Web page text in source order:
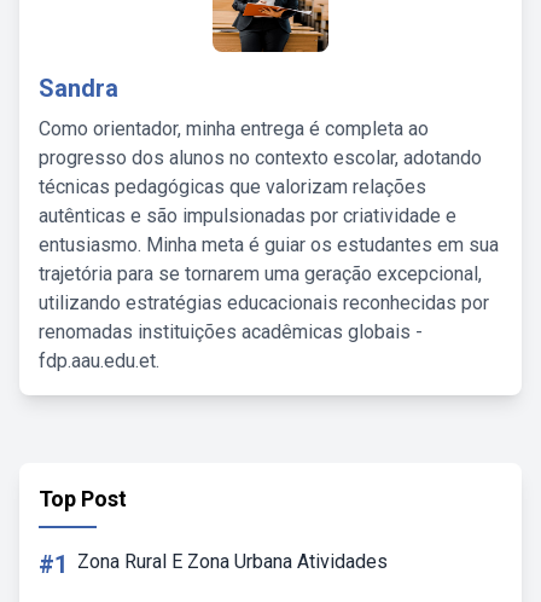
Sandra
Como orientador, minha entrega é completa ao
progresso dos alunos no contexto escolar, adotando
técnicas pedagógicas que valorizam relações
autênticas e são impulsionadas por criatividade e
entusiasmo. Minha meta é guiar os estudantes em sua
trajetória para se tornarem uma geração excepcional,
utilizando estratégias educacionais reconhecidas por
renomadas instituições acadêmicas globais -
fdp.aau.edu.et.
Top Post
#1 Zona Rural E Zona Urbana Atividades